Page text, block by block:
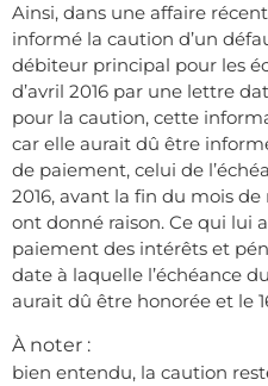
Ainsi, dans une affaire
informé la caution d’un
débiteur principal pour les
d’avril 2016 par une lettre
pour la caution, cette
car elle aurait dû être
de paiement, celui de
2016, avant la fin du mois de
ont donné raison. Ce qui lui
paiement des intérêts et
date à laquelle l’échéance
aurait dû être honorée et le
À noter :
bien entendu, la caution